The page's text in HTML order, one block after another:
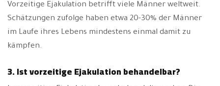
Vorzeitige Ejakulation betrifft viele Männer weltweit.
Schätzungen zufolge haben etwa 20-30% der Männer
im Laufe ihres Lebens mindestens einmal damit zu
kämpfen.
3. Ist vorzeitige Ejakulation behandelbar?